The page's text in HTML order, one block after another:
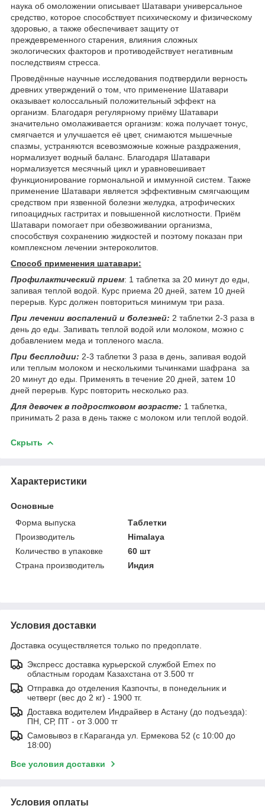
наука об омоложении описывает Шатавари универсальное
средство, которое способствует психическому и физическому
здоровью, а также обеспечивает защиту от
преждевременного старения, влияния сложных
экологических факторов и противодействует негативным
последствиям стресса.
Проведённые научные исследования подтвердили верность
древних утверждений о том, что применение Шатавари
оказывает колоссальный положительный эффект на
организм. Благодаря регулярному приёму Шатавари
значительно омолаживается организм: кожа получает тонус,
смягчается и улучшается её цвет, снимаются мышечные
спазмы, устраняются всевозможные кожные раздражения,
нормализует водный баланс. Благодаря Шатавари
нормализуется месячный цикл и уравновешивает
функционирование гормональной и иммунной систем. Также
применение Шатавари является эффективным смягчающим
средством при язвенной болезни желудка, атрофических
гипоацидных гастритах и повышенной кислотности. Приём
Шатавари помогает при обезвоживании организма,
способствуя сохранению жидкостей и поэтому показан при
комплексном лечении энтероколитов.
Способ применения шатавари:
Профилактический прием: 1 таблетка за 20 минут до еды,
запивая теплой водой. Курс приема 20 дней, затем 10 дней
перерыв. Курс должен повториться минимум три раза.
При лечении воспалений и болезней: 2 таблетки 2-3 раза в
день до еды. Запивать теплой водой или молоком, можно с
добавлением меда и топленого масла.
При бесплодии: 2-3 таблетки 3 раза в день, запивая водой
или теплым молоком и несколькими тычинками шафрана за
20 минут до еды . Применять в течение 20 дней, затем 10
дней перерыв. Курс повторить несколько раз.
Для девочек в подростковом возрасте: 1 таблетка,
принимать 2 раза в день также с молоком или теплой водой.
Скрыть
Характеристики
Основные
Форма выпуска
Таблетки
Производитель
Himalaya
Количество в упаковке
60 шт
Страна производитель
Индия
Условия доставки
Доставка осуществляется только по предоплате.
Экспресс доставка курьерской службой Emex по
областным городам Казахстана от 3.500 тг
Отправка до отделения Казпочты, в понедельник и
четверг (вес до 2 кг) - 1900 тг.
Доставка водителем Индрайвер в Астану (до подъезда):
ПН, СР, ПТ - от 3.000 тг
Самовывоз в г.Караганда ул. Ермекова 52 (с 10:00 до
18:00)
Все условия доставки
Условия оплаты